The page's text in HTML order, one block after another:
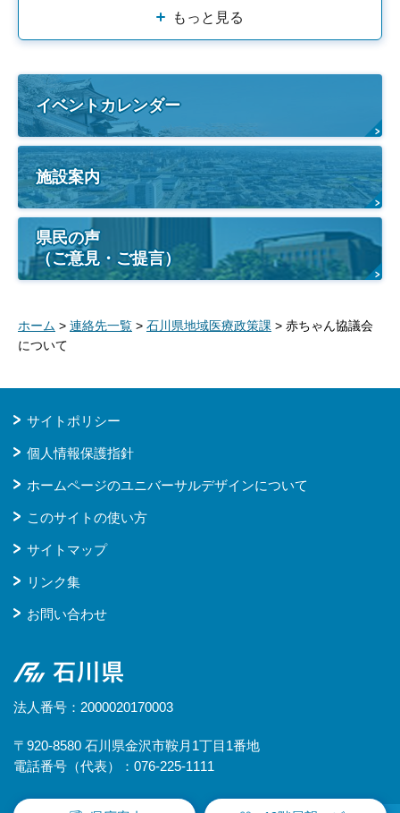
もっと見る
イベントカレンダー
施設案内
県民の声
（ご意見・ご提言）
ホーム > 連絡先一覧 > 石川県地域医療政策課 > 赤ちゃん協議会
について
サイトポリシー
個人情報保護指針
ホームページのユニバーサルデザインについて
このサイトの使い方
サイトマップ
リンク集
お問い合わせ
石川県
法人番号：2000020170003
〒920-8580 石川県金沢市鞍月1丁目1番地
電話番号（代表）：076-225-1111